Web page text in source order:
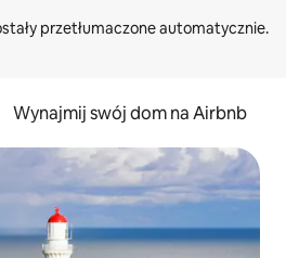
Wynajmij swój dom na Airbnb